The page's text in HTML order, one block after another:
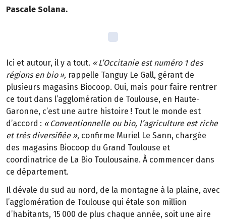
Pascale Solana.
Ici et autour, il y a tout. « L’Occitanie est numéro 1 des
régions en bio », rappelle Tanguy Le Gall, gérant de
plusieurs magasins Biocoop. Oui, mais pour faire rentrer
ce tout dans l’agglomération de Toulouse, en Haute-
Garonne, c’est une autre histoire ! Tout le monde est
d’accord : « Conventionnelle ou bio, l’agriculture est riche
et très diversifiée », confirme Muriel Le Sann, chargée
des magasins Biocoop du Grand Toulouse et
coordinatrice de La Bio Toulousaine. À commencer dans
ce département.
Il dévale du sud au nord, de la montagne à la plaine, avec
l’agglomération de Toulouse qui étale son million
d’habitants, 15 000 de plus chaque année, soit une aire